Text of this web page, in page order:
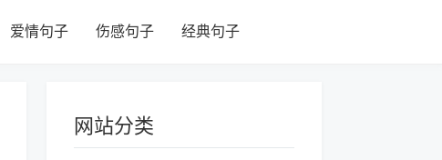
爱情句子 伤感句子 经典句子
网站分类